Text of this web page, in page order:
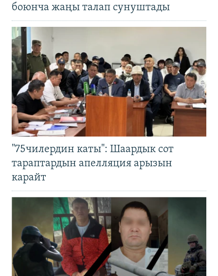
боюнча жаңы талап сунуштады
"75чилердин каты": Шаардык сот
тараптардын апелляция арызын
карайт